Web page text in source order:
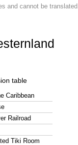
and cannot be translated.
table
Caribbean
Railroad
Tiki Room